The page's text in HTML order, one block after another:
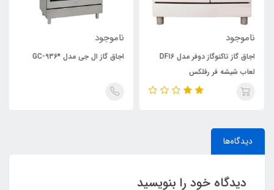
ناموجود
اجاق گاز تاکنوگاز دوفر مدل DF16
لعاب شیشه فر رفلکس
ناموجود
اجاق گاز ال جی مدل *GC-936
دیدگاه‌ها
دیدگاه خود را بنویسید